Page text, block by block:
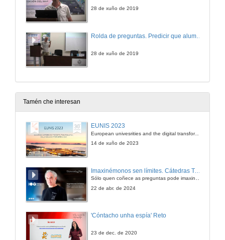
28 de xuño de 2019
28 de xuño de 2019
Tamén che interesan
EUNIS 2023
European univesrities and the digital transformation: challenges and opportunities ahead
14 de xuño de 2023
Imaxinémonos sen límites. Cátedras Telefónica
Sólo quen coñece as preguntas pode imaxinar novas respostas
22 de abr. de 2024
'Cóntacho unha espía' Reto
23 de dec. de 2020